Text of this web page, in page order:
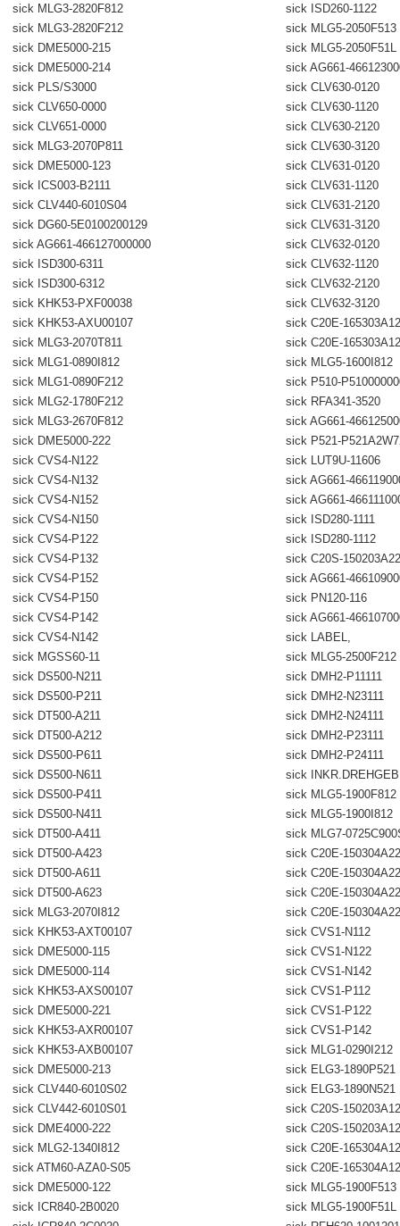
sick MLG3-2820F812
sick ISD260-1122
sick MLG3-2820F212
sick MLG5-2050F513
sick DME5000-215
sick MLG5-2050F51L
sick DME5000-214
sick AG661-
sick PLS/S3000
sick CLV630-0120
sick CLV650-0000
sick CLV630-1120
sick CLV651-0000
sick CLV630-2120
sick MLG3-2070P811
sick CLV630-3120
sick DME5000-123
sick CLV631-0120
sick ICS003-B2111
sick CLV631-1120
sick CLV440-6010S04
sick CLV631-2120
sick DG60-5E0100200129
sick CLV631-3120
sick AG661-466127000000
sick CLV632-0120
sick ISD300-6311
sick CLV632-1120
sick ISD300-6312
sick CLV632-2120
sick KHK53-PXF00038
sick CLV632-3120
sick KHK53-AXU00107
sick C20E-165303A12
sick MLG3-2070T811
sick C20E-165303A12
sick MLG1-0890I812
sick MLG5-1600I812
sick MLG1-0890F212
sick P510-
sick MLG2-1780F212
sick RFA341-3520
sick MLG3-2670F812
sick AG661-
sick DME5000-222
sick P521-
sick CVS4-N122
sick LUT9U-11606
sick CVS4-N132
sick AG661-
sick CVS4-N152
sick AG661-
sick CVS4-N150
sick ISD280-1111
sick CVS4-P122
sick ISD280-1112
sick CVS4-P132
sick C20S-150203A22
sick CVS4-P152
sick AG661-
sick CVS4-P150
sick PN120-116
sick CVS4-P142
sick AG661-
sick CVS4-N142
sick LABEL,
sick MGSS60-11
sick MLG5-2500F212
sick DS500-N211
sick DMH2-P11111
sick DS500-P211
sick DMH2-N23111
sick DT500-A211
sick DMH2-N24111
sick DT500-A212
sick DMH2-P23111
sick DS500-P611
sick DMH2-P24111
sick DS500-N611
sick
sick DS500-P411
sick MLG5-1900F812
sick DS500-N411
sick MLG5-1900I812
sick DT500-A411
sick MLG7-
sick DT500-A423
sick C20E-150304A22
sick DT500-A611
sick C20E-150304A22
sick DT500-A623
sick C20E-150304A22
sick MLG3-2070I812
sick C20E-150304A22
sick KHK53-AXT00107
sick CVS1-N112
sick DME5000-115
sick CVS1-N122
sick DME5000-114
sick CVS1-N142
sick KHK53-AXS00107
sick CVS1-P112
sick DME5000-221
sick CVS1-P122
sick KHK53-AXR00107
sick CVS1-P142
sick KHK53-AXB00107
sick MLG1-0290I212
sick DME5000-213
sick ELG3-1890P521
sick CLV440-6010S02
sick ELG3-1890N521
sick CLV442-6010S01
sick C20S-150203A12
sick DME4000-222
sick C20S-150203A12
sick MLG2-1340I812
sick C20E-165304A12
sick ATM60-AZA0-S05
sick C20E-165304A12
sick DME5000-122
sick MLG5-1900F513
sick ICR840-2B0020
sick MLG5-1900F51L